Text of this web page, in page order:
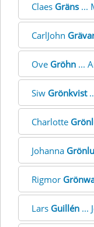
Claes Gräns ...
CarlJohn
Ove Gröhn ...
Siw Grönkvist
Charlotte
Johanna
Rigmor
Lars Guillén ...